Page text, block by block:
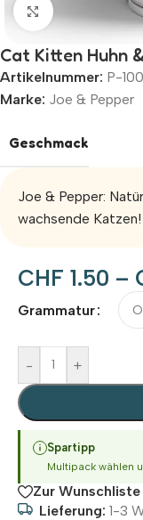
Zum
Cat Kitten Huhn
Artikelnummer: P-
Marke: Joe & Pepper
Geschmack
Joe & Pepper:
wachsende Katzen!
CHF 1.50 –
Grammatur
- +
Alternative:
Spartipp
Multipack wählen
Zur
Lieferung: 1-3